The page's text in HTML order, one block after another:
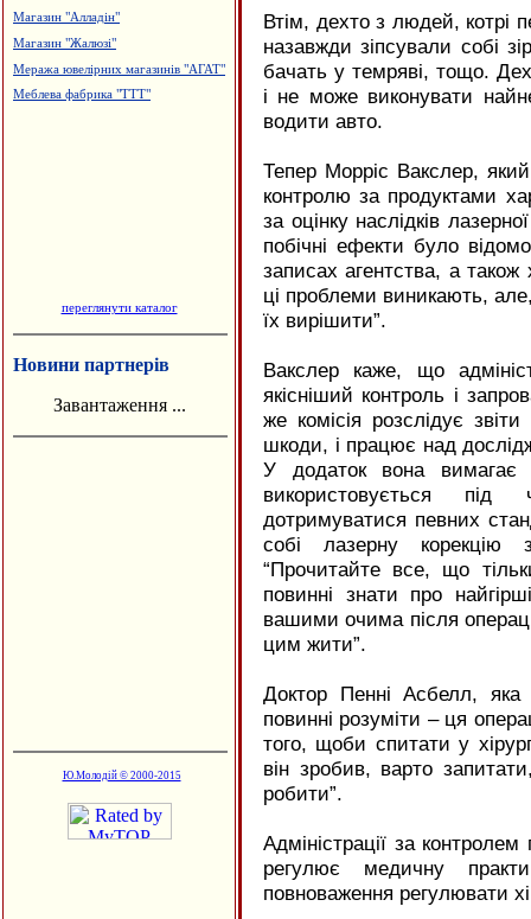
утеплення фасадів
Кафе "Fresh"
Дзвони церковні
переглянути каталог
Новини партнерів
Завантаження ...
Ю.Молодій © 2000-2015
Втім, дехто з людей, котрі
назавжди зіпсували собі
бачать у темряві, тощо.
і не може виконувати
водити авто.
Тепер Морріс Вакслер,
контролю за продуктами
за оцінку наслідків
побічні ефекти було
записах агентства, а
ці проблеми виникають,
їх вирішити”.
Вакслер каже, що
якісніший контроль і
же комісія розслідує
шкоди, і працює над
У додаток вона вимагає
використовується під
дотримуватися певних
собі лазерну корекцію
“Прочитайте все, що
повинні знати про
вашими очима після
цим жити”.
Доктор Пенні Асбелл,
повинні розуміти – ця
того, щоби спитати у
він зробив, варто
робити”.
Адміністрації за
регулює медичну
повноваження регулювати